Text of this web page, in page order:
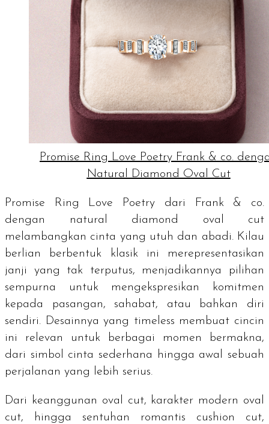
Promise Ring Love Poetry Frank & co.
Natural Diamond Oval Cut
Promise Ring Love Poetry dari Frank & co.
dengan
natural diamond oval cut
melambangkan cinta yang utuh dan abadi. Kilau
berlian berbentuk klasik ini merepresentasikan
janji yang tak terputus, menjadikannya pilihan
sempurna untuk mengekspresikan komitmen
kepada pasangan, sahabat, atau bahkan diri
sendiri. Desainnya yang timeless membuat cincin
ini relevan untuk berbagai momen bermakna,
dari simbol cinta sederhana hingga awal sebuah
perjalanan yang lebih serius.
Dari keanggunan oval cut, karakter modern oval
cut, hingga sentuhan romantis cushion cut,